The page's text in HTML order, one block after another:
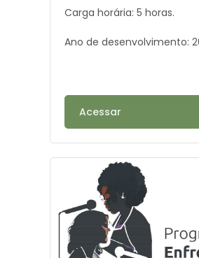
Carga horária: 5 horas.
Ano de desenvolvimento:
Acessar
Image de cours" Programa